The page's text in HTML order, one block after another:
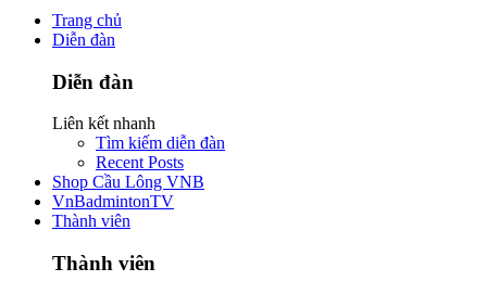
Trang chủ
Diễn đàn
Diễn đàn
Liên kết nhanh
Tìm kiếm diễn đàn
Recent Posts
Shop Cầu Lông VNB
VnBadmintonTV
Thành viên
Thành viên